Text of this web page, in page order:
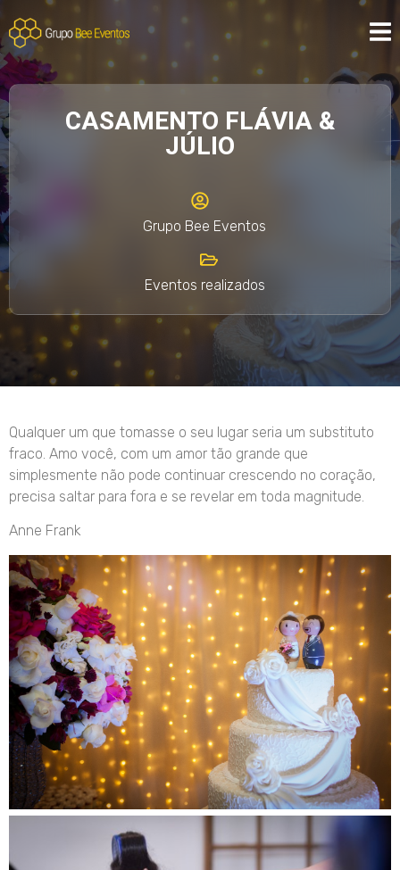
CASAMENTO FLÁVIA &
JÚLIO
Grupo Bee Eventos
Eventos realizados
Qualquer um que tomasse o seu lugar seria um substituto
fraco. Amo você, com um amor tão grande que
simplesmente não pode continuar crescendo no coração,
precisa saltar para fora e se revelar em toda magnitude.
Anne Frank